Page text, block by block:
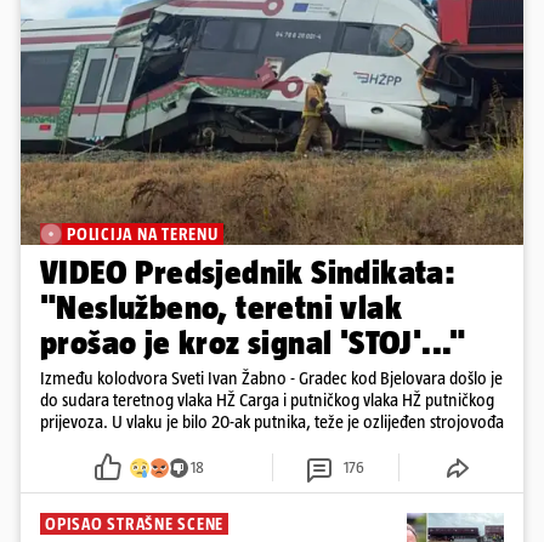
POLICIJA NA TERENU
VIDEO Predsjednik Sindikata:
"Neslužbeno, teretni vlak
prošao je kroz signal 'STOJ'..."
Između kolodvora Sveti Ivan Žabno - Gradec kod Bjelovara došlo je
do sudara teretnog vlaka HŽ Carga i putničkog vlaka HŽ putničkog
prijevoza. U vlaku je bilo 20-ak putnika, teže je ozlijeđen strojovođa
18 176
OPISAO STRAŠNE SCENE